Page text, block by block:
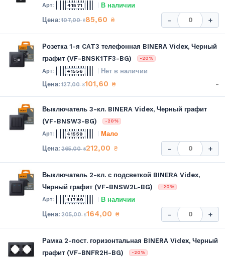
41571 В наличии
107,00₴85,60 ₴ - +
Розетка 1-я CAT3 телефонная BINERA Videx, Черный
графит (VF-BNSK1TF3-BG)
-20%
41556 Нет в наличии
127,00₴101,60 ₴ -
Выключатель 3-кл. BINERA Videx, Черный графит
(VF-BNSW3-BG)
-20%
41559 Мало
265,00₴212,00 ₴ - +
Выключатель 2-кл. с подсветкой BINERA Videx,
Черный графит (VF-BNSW2L-BG)
-20%
41789 В наличии
205,00₴164,00 ₴ - +
Рамка 2-пост. горизонтальная BINERA Videx, Черный
графит (VF-BNFR2H-BG)
-20%